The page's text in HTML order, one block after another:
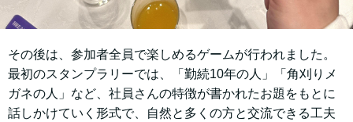
その後は、参加者全員で楽しめるゲームが行われました。
最初のスタンプラリーでは、「勤続10年の人」「角刈りメ
ガネの人」など、社員さんの特徴が書かれたお題をもとに
話しかけていく形式で、自然と多くの方と交流できる工夫